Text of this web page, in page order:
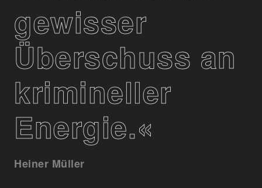
gewisser
Überschuss an
krimineller
Energie.«
Heiner Müller